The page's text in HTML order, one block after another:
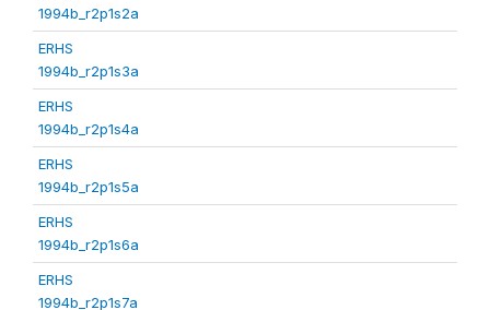
1994b_r2p1s2a
ERHS
1994b_r2p1s3a
ERHS
1994b_r2p1s4a
ERHS
1994b_r2p1s5a
ERHS
1994b_r2p1s6a
ERHS
1994b_r2p1s7a